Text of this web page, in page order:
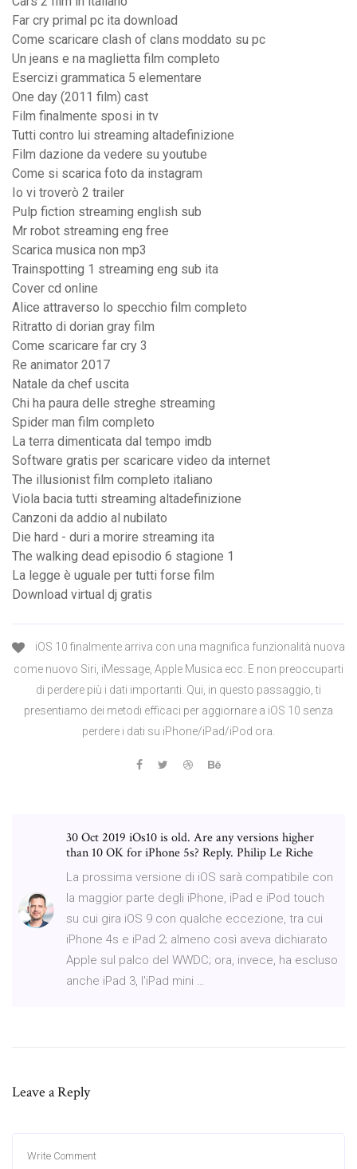
Far cry primal pc ita download
Come scaricare clash of clans moddato su pc
Un jeans e na maglietta film completo
Esercizi grammatica 5 elementare
One day (2011 film) cast
Film finalmente sposi in tv
Tutti contro lui streaming altadefinizione
Film dazione da vedere su youtube
Come si scarica foto da instagram
Io vi troverò 2 trailer
Pulp fiction streaming english sub
Mr robot streaming eng free
Scarica musica non mp3
Trainspotting 1 streaming eng sub ita
Cover cd online
Alice attraverso lo specchio film completo
Ritratto di dorian gray film
Come scaricare far cry 3
Re animator 2017
Natale da chef uscita
Chi ha paura delle streghe streaming
Spider man film completo
La terra dimenticata dal tempo imdb
Software gratis per scaricare video da internet
The illusionist film completo italiano
Viola bacia tutti streaming altadefinizione
Canzoni da addio al nubilato
Die hard - duri a morire streaming ita
The walking dead episodio 6 stagione 1
La legge è uguale per tutti forse film
Download virtual dj gratis
iOS 10 finalmente arriva con una magnifica funzionalità nuova
come nuovo Siri, iMessage, Apple Musica ecc. E non preoccuparti
di perdere più i dati importanti. Qui, in questo passaggio, ti
presentiamo dei metodi efficaci per aggiornare a iOS 10 senza
perdere i dati su iPhone/iPad/iPod ora.
30 Oct 2019 iOs10 is old. Are any versions higher
than 10 OK for iPhone 5s? Reply. Philip Le Riche
La prossima versione di iOS sarà compatibile con
la maggior parte degli iPhone, iPad e iPod touch
su cui gira iOS 9 con qualche eccezione, tra cui
iPhone 4s e iPad 2; almeno così aveva dichiarato
Apple sul palco del WWDC; ora, invece, ha escluso
anche iPad 3, l'iPad mini …
Leave a Reply